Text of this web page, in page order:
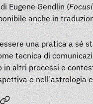
Eugene Gendlin (
anche in
una pratica a sé
tecnica di
in altri processi e
e nell’astrologia